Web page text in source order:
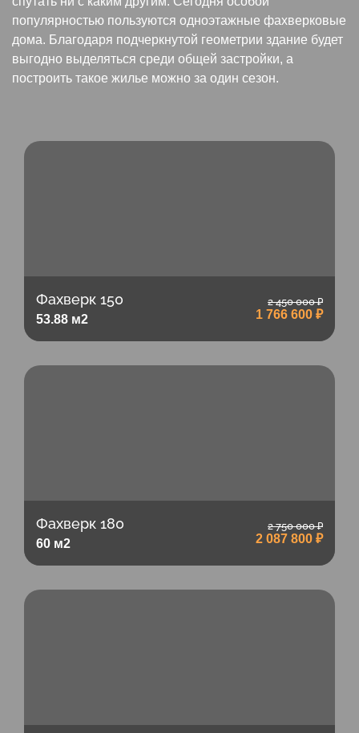
популярностью пользуются одноэтажные фахверковые
дома. Благодаря подчеркнутой геометрии здание будет
выгодно выделяться среди общей застройки, а
построить такое жилье можно за один сезон.
Фахверк 150
53.88 м2
2 450 000 ₽
1 766 600 ₽
Фахверк 180
60 м2
2 750 000 ₽
2 087 800 ₽